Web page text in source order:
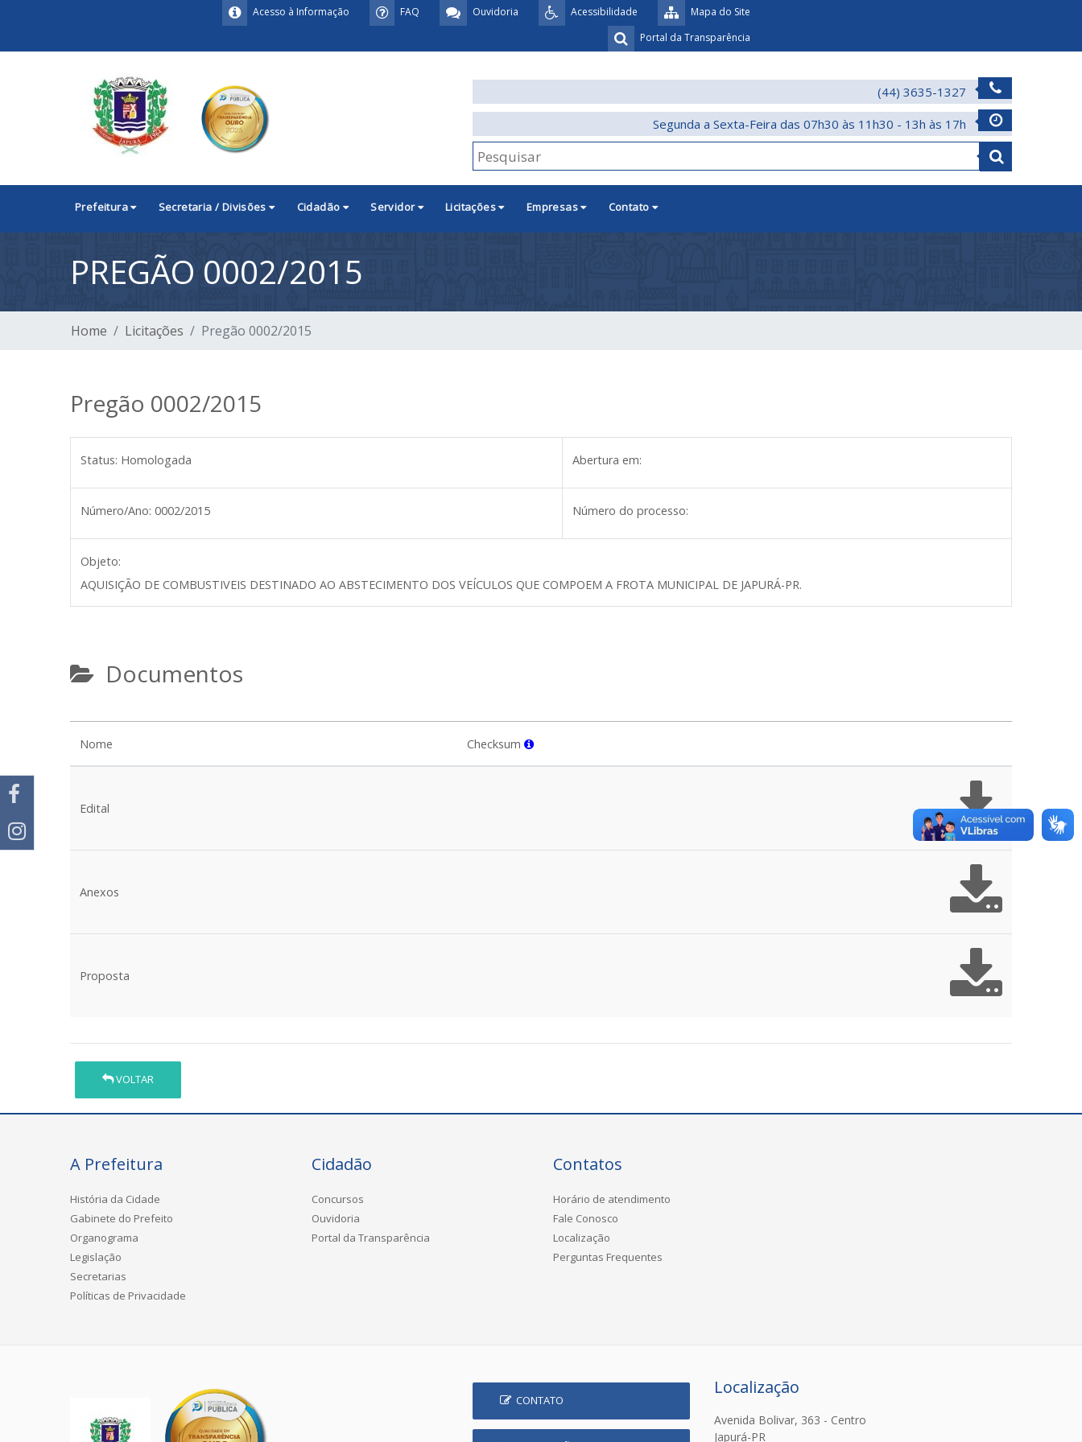
Mapa do Site
Acessibilidade
Ouvidoria
FAQ
Acesso à Informação
Portal da Transparência
(44) 3635-1327
Segunda a Sexta-Feira das 07h30 às 11h30 - 13h às 17h
Prefeitura Secretaria / Divisões Cidadão Servidor Licitações Empresas Contato
PREGÃO 0002/2015
Home Licitações Pregão 0002/2015
Pregão 0002/2015
Status: Homologada Abertura em:
Número/Ano: 0002/2015 Número do processo:
Objeto:
AQUISIÇÃO DE COMBUSTIVEIS DESTINADO AO ABSTECIMENTO DOS VEÍCULOS QUE COMPOEM A FROTA MUNICIPAL DE JAPURÁ-PR.
Documentos
Nome Checksum
Edital
Anexos
Proposta
VOLTAR
A Prefeitura
História da Cidade
Gabinete do Prefeito
Organograma
Legislação
Secretarias
Políticas de Privacidade
Cidadão
Concursos
Ouvidoria
Portal da Transparência
Contatos
Horário de atendimento
Fale Conosco
Localização
Perguntas Frequentes
CONTATO
Localização
Avenida Bolivar, 363 - Centro
Japurá-PR